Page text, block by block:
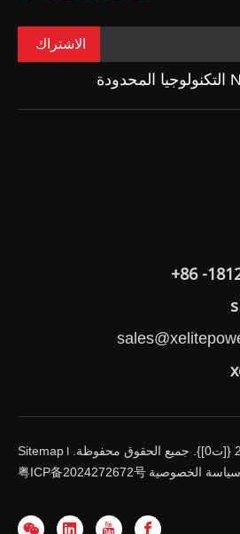
الاشتراك
{[ت0]}. جميع الحقوق محفوظة. Sitemap
سياسة الخصوصية 粤ICP备2024272672号